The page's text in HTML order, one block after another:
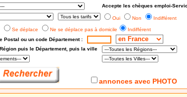
Accepte les chèques emploi-
Oui Non Indifférent
Se déplace Ne se déplace pas à domicile
Indifférent
Postal ou un code Département :
puis le Département, puis la ville
annonces avec PHOTO